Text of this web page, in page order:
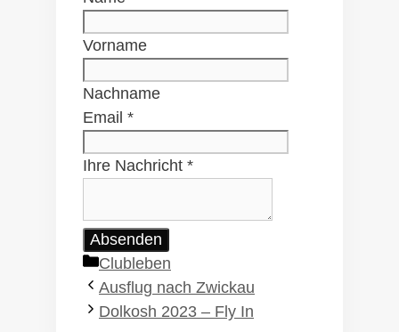
Vorname
Nachname
Email *
Ihre Nachricht *
Absenden
Kategorien
Clubleben
Ausflug nach Zwickau
Dolkosh 2023 – Fly In